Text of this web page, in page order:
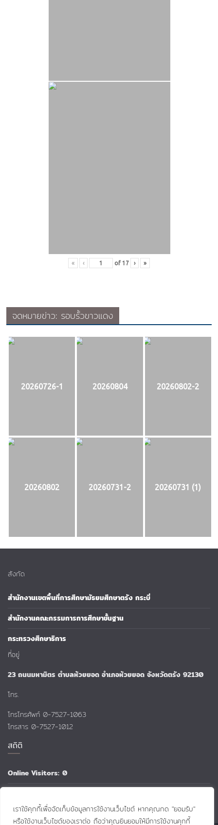
เราใช้คุกกี้เพื่อจัดเก็บข้อมูลการใช้งานเว็บไซต์ หากคุณกด "ยอมรับ"
หรือใช้งานเว็บไซต์ของเราต่อ ถือว่าคุณยินยอมให้มีการใช้งานคุกกี้
« ‹ of 17 › »
จดหมายข่าว: รอบรั้วขาวแดง
20260726-1 20260804 20260802-2
20260802 20260731-2 20260731 (1)
สังกัด
สำนักงานเขตพื้นที่การศึกษามัธยมศึกษาตรัง กระบี่
สำนักงานคณะกรรมการการศึกษาขั้นฐาน
กระทรวงศึกษาธิการ
ที่อยู่
23 ถนนมหามิตร ตำบลห้วยยอด อำเภอห้วยยอด จังหวัดตรัง 92130
โทร.
โทรโทรศัพท์ 0-7527-1063
โทรสาร 0-7527-1012
สถิติ
Online Visitors: 0